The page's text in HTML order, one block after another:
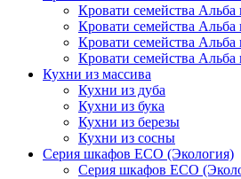
Кровати семейства Альба
Кровати семейства Альба
Кровати семейства Альба
Кровати семейства Альба
Кухни из массива
Кухни из дуба
Кухни из бука
Кухни из березы
Кухни из сосны
Серия шкафов ECO (Экология)
Серия шкафов ECO